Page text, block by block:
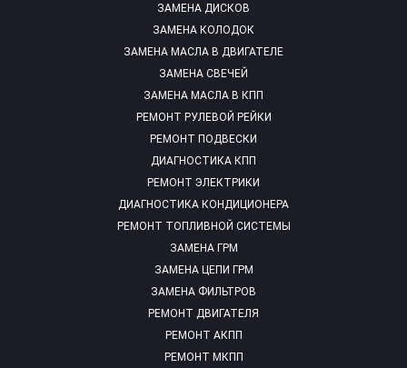
ЗАМЕНА ДИСКОВ
ЗАМЕНА КОЛОДОК
ЗАМЕНА МАСЛА В ДВИГАТЕЛЕ
ЗАМЕНА СВЕЧЕЙ
ЗАМЕНА МАСЛА В КПП
РЕМОНТ РУЛЕВОЙ РЕЙКИ
РЕМОНТ ПОДВЕСКИ
ДИАГНОСТИКА КПП
РЕМОНТ ЭЛЕКТРИКИ
ДИАГНОСТИКА КОНДИЦИОНЕРА
РЕМОНТ ТОПЛИВНОЙ СИСТЕМЫ
ЗАМЕНА ГРМ
ЗАМЕНА ЦЕПИ ГРМ
ЗАМЕНА ФИЛЬТРОВ
РЕМОНТ ДВИГАТЕЛЯ
РЕМОНТ АКПП
РЕМОНТ МКПП